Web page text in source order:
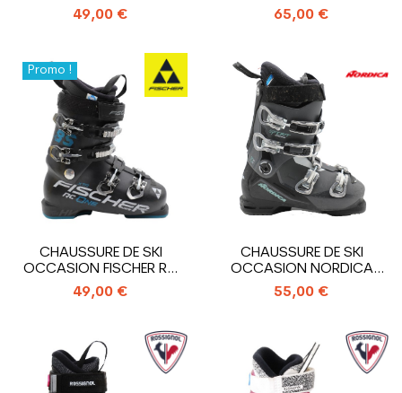
RC PRO 80 XTR
49,00 €
MACH SPORT RT MV W
65,00 €
CHAUSSURE DE SKI
OCCASION FISCHER RC
ONE 85 XTR
49,00 €
Promo !
CHAUSSURE DE SKI
OCCASION NORDICA
SPORTMACHINE 75 WR
55,00 €